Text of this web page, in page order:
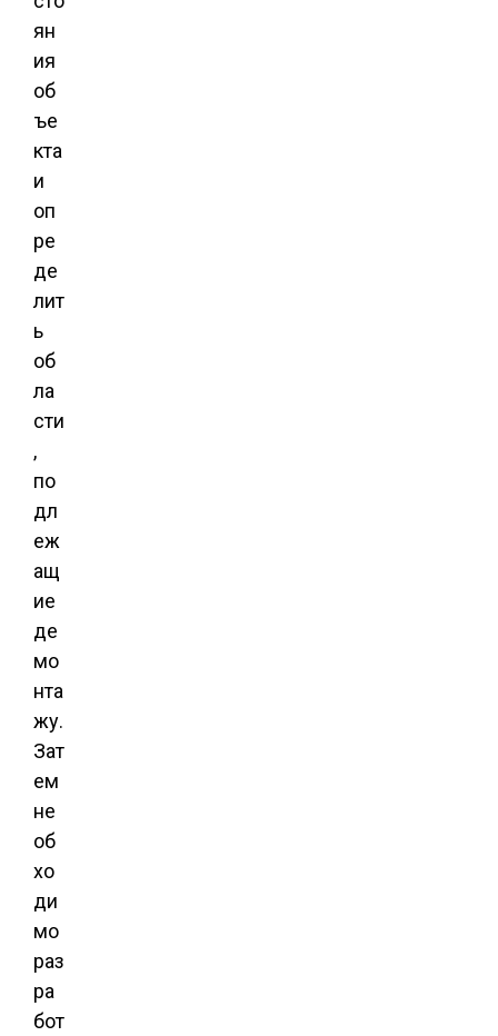
ян
ия
об
ъе
кта
и
оп
ре
де
лит
ь
об
ла
сти
,
по
дл
еж
ащ
ие
де
мо
нта
жу.
Зат
ем
не
об
хо
ди
мо
раз
ра
бот